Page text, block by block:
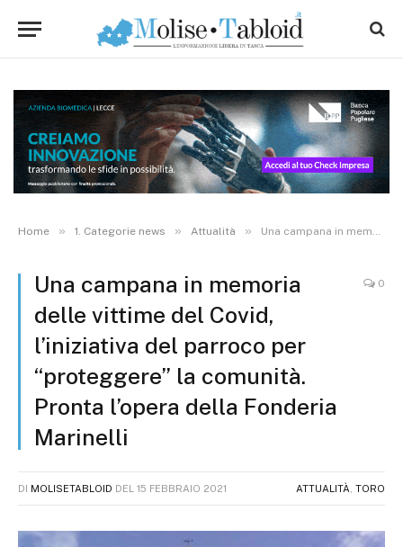
Home » 1. Categorie news » Attualità » Una campana in memoria delle vittime del Covid, l’iniziativa del parroco per “proteggere” la comunità. Pronta l’opera della Fonderia Marinelli
Una campana in memoria
delle vittime del Covid,
l’iniziativa del parroco per
“proteggere” la comunità.
Pronta l’opera della Fonderia
Marinelli
0
DI MOLISETABLOID DEL 15 FEBBRAIO 2021 ATTUALITÀ TORO